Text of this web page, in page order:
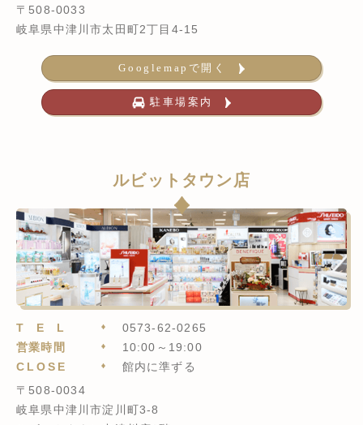
〒508-0033
岐阜県中津川市太田町2丁目4-15
Googlemapで開く
駐車場案内
ルビットタウン店
TEL
0573-62-0265
営業時間
10:00～19:00
CLOSE
館内に準ずる
〒508-0034
岐阜県中津川市淀川町3-8